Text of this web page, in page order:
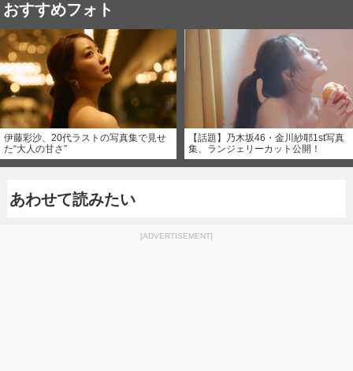
おすすめフォト
伊藤彩沙、20代ラストの写真集で見せ
た“大人の甘さ”
【話題】乃木坂46・金川紗耶1st写真
集、ランジェリーカット公開！
あわせて読みたい
[ADVERTISEMENT]